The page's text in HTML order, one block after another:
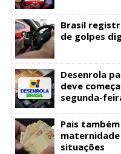
Brasil
de golpes
Desenrola
deve
segunda-
Pais
maternidade
situações